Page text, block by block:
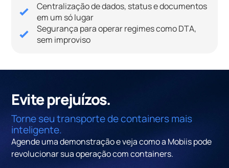
Centralização de dados, status e documentos
em um só lugar
Segurança para operar regimes como DTA,
sem improviso
Evite prejuízos.
Torne seu transporte de containers mais
inteligente.
Agende uma demonstração e veja como a Mobiis pode
revolucionar sua operação com containers.